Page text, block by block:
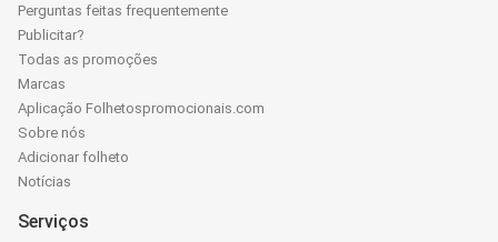
Perguntas feitas frequentemente
Publicitar?
Todas as promoções
Marcas
Aplicação Folhetospromocionais.com
Sobre nós
Adicionar folheto
Notícias
Serviços